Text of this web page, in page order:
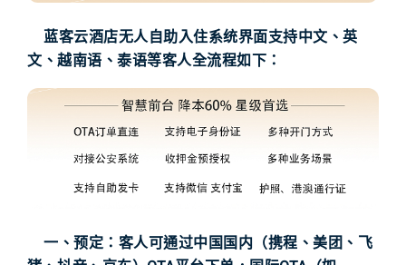
蓝客云酒店无人自助入住系统界面支持中文、英
文、越南语、泰语等客人全流程如下：
一、预定：客人可通过中国国内（携程、美团、飞